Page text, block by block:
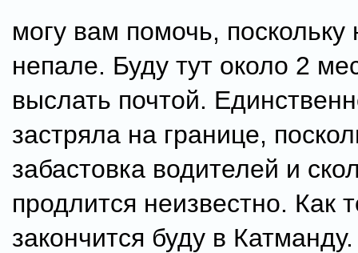
могу вам помочь, поскольку
непале. Буду тут около 2
выслать почтой.
застряла на границе,
забастовка водителей и
продлится неизвестно. Как
закончится буду в